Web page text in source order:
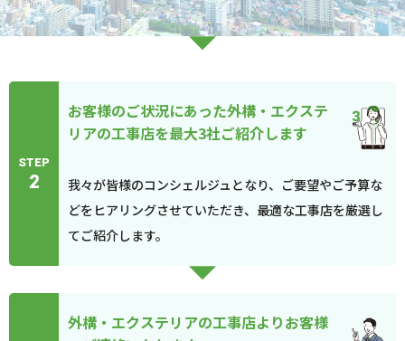
STEP
2
お客様のご状況にあった外構・エクステ
リアの工事店を最大3社ご紹介します
我々が皆様のコンシェルジュとなり、ご要望やご予算な
どをヒアリングさせていただき、最適な工事店を厳選し
てご紹介します。
外構・エクステリアの工事店よりお客様